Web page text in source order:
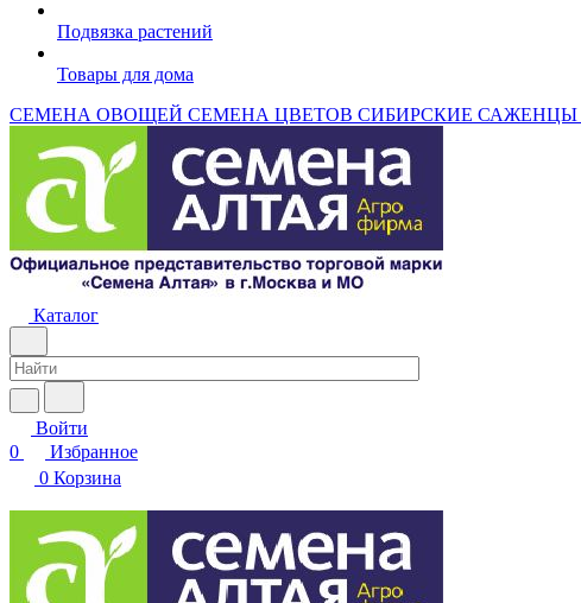
Подвязка растений
Товары для дома
СЕМЕНА ОВОЩЕЙ СЕМЕНА ЦВЕТОВ СИБИРСКИЕ САЖЕНЦЫ
Каталог
Войти
0
Избранное
0 Корзина